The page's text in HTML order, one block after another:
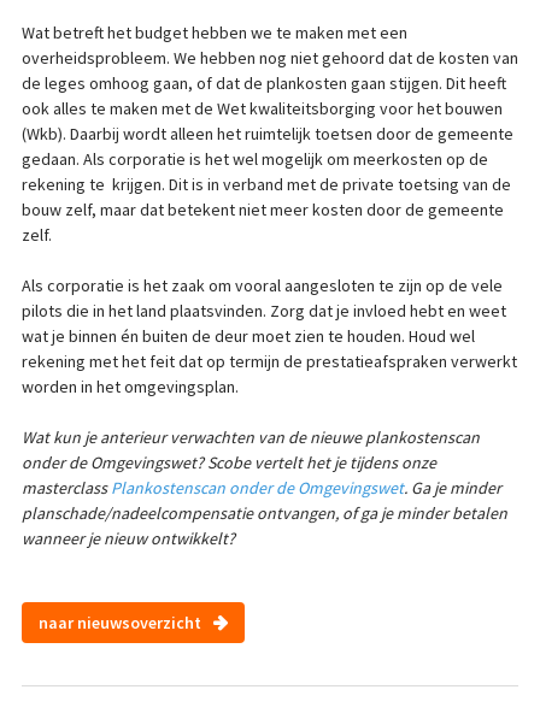
Wat betreft het budget hebben we te maken met een
overheidsprobleem. We hebben nog niet gehoord dat de kosten van
de leges omhoog gaan, of dat de plankosten gaan stijgen. Dit heeft
ook alles te maken met de Wet kwaliteitsborging voor het bouwen
(Wkb). Daarbij wordt alleen het ruimtelijk toetsen door de gemeente
gedaan. Als corporatie is het wel mogelijk om meerkosten op de
rekening te krijgen. Dit is in verband met de private toetsing van de
bouw zelf, maar dat betekent niet meer kosten door de gemeente
zelf.
Als corporatie is het zaak om vooral aangesloten te zijn op de vele
pilots die in het land plaatsvinden. Zorg dat je invloed hebt en weet
wat je binnen én buiten de deur moet zien te houden. Houd wel
rekening met het feit dat op termijn de prestatieafspraken verwerkt
worden in het omgevingsplan.
Wat kun je anterieur verwachten van de nieuwe plankostenscan
onder de Omgevingswet? Scobe vertelt het je tijdens onze
masterclassPlankostenscan onder de Omgevingswet. Ga je minder
planschade/nadeelcompensatie ontvangen, of ga je minder betalen
wanneer je nieuw ontwikkelt?
naar nieuwsoverzicht